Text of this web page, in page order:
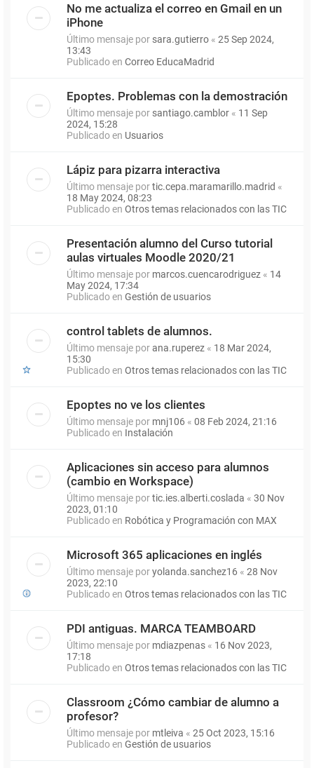
No me actualiza el correo en Gmail en un
iPhone
Último mensaje por sara.gutierro « 25 Sep 2024,
13:43
Publicado en Correo EducaMadrid
Epoptes. Problemas con la demostración
Último mensaje por santiago.camblor « 11 Sep
2024, 15:28
Publicado en Usuarios
Lápiz para pizarra interactiva
Último mensaje portic.cepa.maramarillo.madrid «
18 May 2024, 08:23
Publicado en Otros temas relacionados con las TIC
Presentación alumno del Curso tutorial
aulas virtuales Moodle 2020/21
Último mensaje por marcos.cuencarodriguez « 14
May 2024, 17:34
Publicado en Gestión de usuarios
control tablets de alumnos.
Último mensaje porana.ruperez « 18 Mar 2024,
15:30
Publicado en Otros temas relacionados con las TIC
Epoptes no ve los clientes
Último mensaje por mnj106 « 08 Feb 2024, 21:16
Publicado en Instalación
Aplicaciones sin acceso para alumnos
(cambio en Workspace)
Último mensaje portic.ies.alberti.coslada « 30 Nov
2023, 01:10
Publicado en Robótica y Programación con MAX
Microsoft 365 aplicaciones en inglés
Último mensaje poryolanda.sanchez16 « 28 Nov
2023, 22:10
Publicado en Otros temas relacionados con las TIC
PDI antiguas. MARCA TEAMBOARD
Último mensaje por mdiazpenas « 16 Nov 2023,
17:18
Publicado en Otros temas relacionados con las TIC
Classroom ¿Cómo cambiar de alumno a
profesor?
Último mensaje por mtleiva « 25 Oct 2023, 15:16
Publicado en Gestión de usuarios